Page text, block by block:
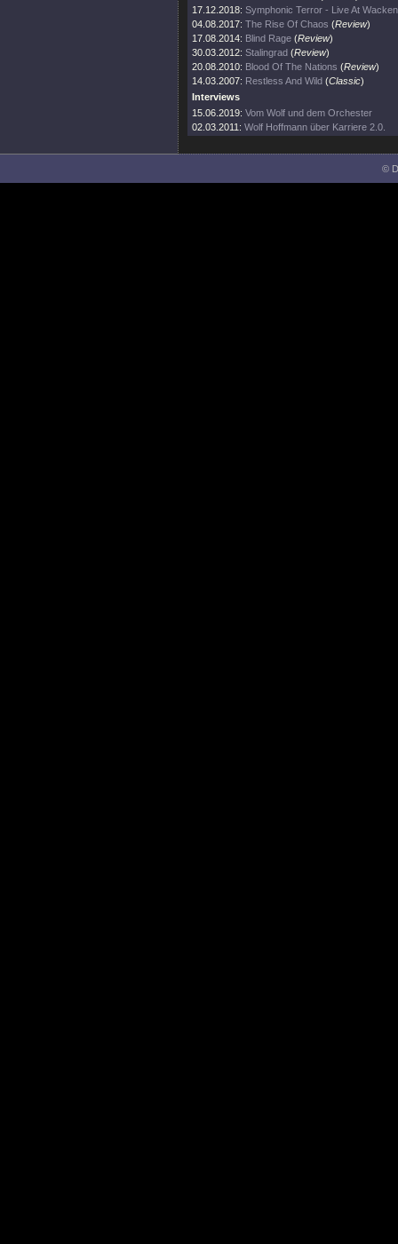
17.12.2018: Symphonic Terror - Live At
04.08.2017: The Rise Of Chaos (Review)
17.08.2014: Blind Rage (Review)
30.03.2012: Stalingrad (Review)
20.08.2010: Blood Of The Nations (Review)
14.03.2007: Restless And Wild (Classic)
Interviews
15.06.2019: Vom Wolf und dem Orchester
02.03.2011: Wolf Hoffmann über Karriere 2.0.
©